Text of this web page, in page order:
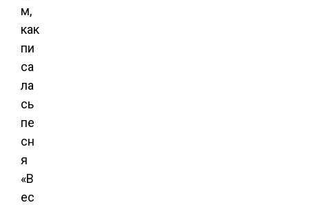
м,
как
пи
са
ла
сь
пе
сн
я
«В
ес